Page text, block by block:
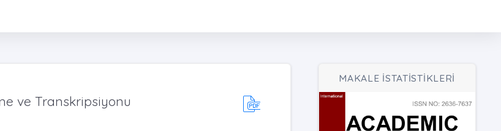
ve Transkripsiyonu
MAKALE İSTATİSTİKLERİ